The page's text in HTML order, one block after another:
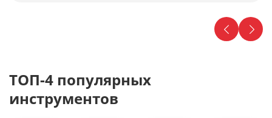
ТОП-4 популярных
инструментов